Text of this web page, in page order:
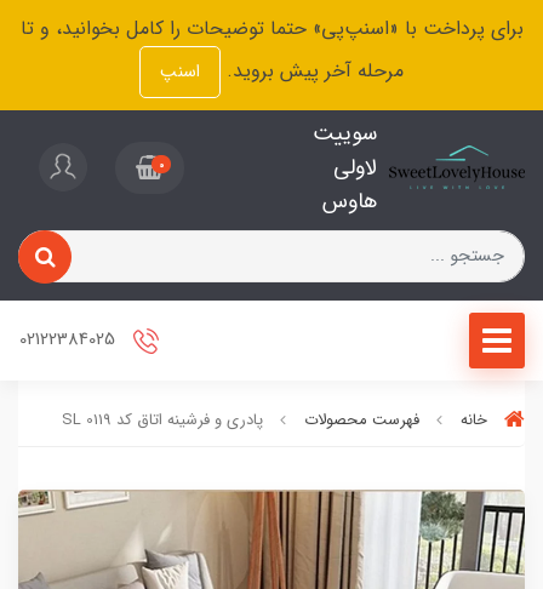
برای پرداخت با «اسنپ‌پی» حتما توضیحات را کامل بخوانید، و تا
مرحله آخر پیش بروید.
اسنپ
سوییت
لاولی
هاوس
0
خانه فهرست محصولات پادری و فرشینه اتاق کد SL 0119